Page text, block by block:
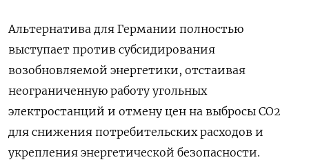
Альтернатива для Германии полностью
выступает против субсидирования
возобновляемой энергетики, отстаивая
неограниченную работу угольных
электростанций и отмену цен на выбросы CO2
для снижения потребительских расходов и
укрепления энергетической безопасности.